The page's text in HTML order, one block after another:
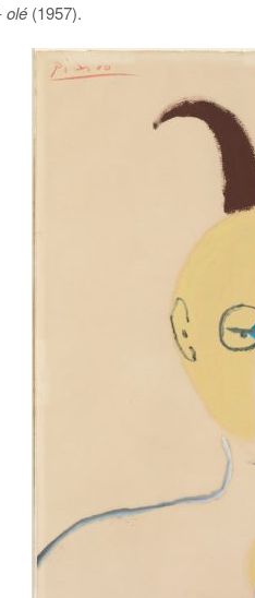
olé (1957).